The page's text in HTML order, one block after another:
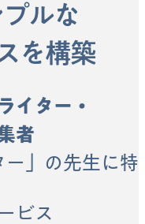
ルな
を構築
イター・
者
」の先生に特
ビス